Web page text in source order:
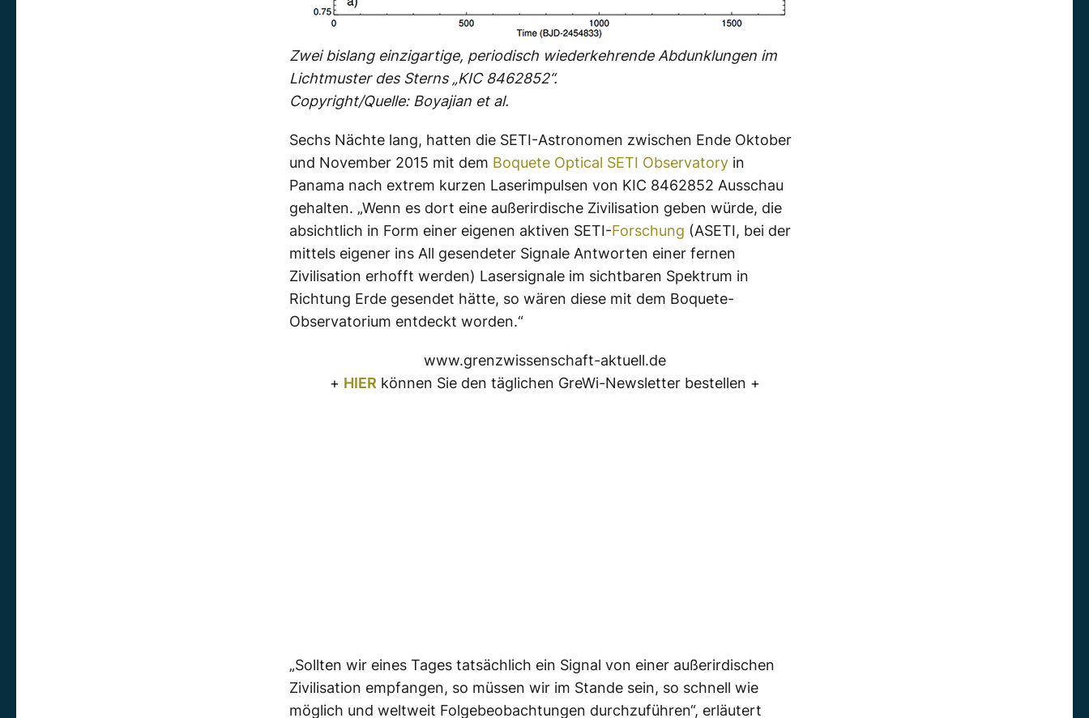
Zwei bislang einzigartige, periodisch wiederkehrende Abdunklungen im
Lichtmuster des Sterns „KIC 8462852“.
Copyright/Quelle: Boyajian et al.
Sechs Nächte lang, hatten die SETI-Astronomen zwischen Ende Oktober
und November 2015 mit dem Boquete Optical SETI Observatory in
Panama nach extrem kurzen Laserimpulsen von KIC 8462852 Ausschau
gehalten. „Wenn es dort eine außerirdische Zivilisation geben würde, die
absichtlich in Form einer eigenen aktiven SETI-Forschung (ASETI, bei der
mittels eigener ins All gesendeter Signale Antworten einer fernen
Zivilisation erhofft werden) Lasersignale im sichtbaren Spektrum in
Richtung Erde gesendet hätte, so wären diese mit dem Boquete-
Observatorium entdeckt worden.“
www.grenzwissenschaft-aktuell.de
+ HIER können Sie den täglichen GreWi-Newsletter bestellen +
„Sollten wir eines Tages tatsächlich ein Signal von einer außerirdischen
Zivilisation empfangen, so müssen wir im Stande sein, so schnell wie
möglich und weltweit Folgebeobachtungen durchzuführen“, erläutert